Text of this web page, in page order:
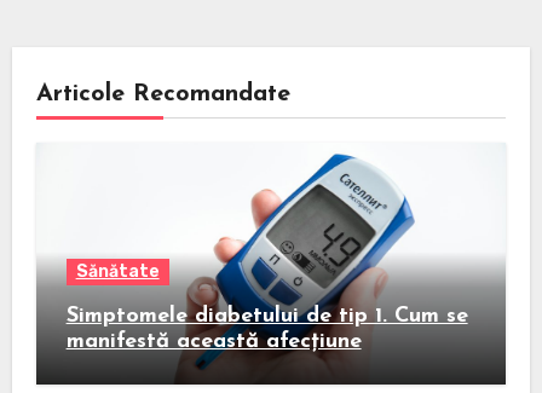
Articole Recomandate
Sănătate
Simptomele diabetului de tip 1. Cum se
manifestă această afecțiune